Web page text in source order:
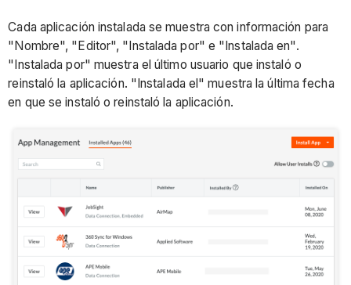
Cada aplicación instalada se muestra con información para
"Nombre", "Editor", "Instalada por" e "Instalada en".
"Instalada por" muestra el último usuario que instaló o
reinstaló la aplicación. "Instalada el" muestra la última fecha
en que se instaló o reinstaló la aplicación.